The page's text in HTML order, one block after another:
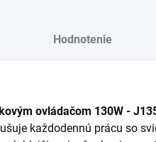
Hodnotenie
ovládačom 130W -
každodennú prácu so